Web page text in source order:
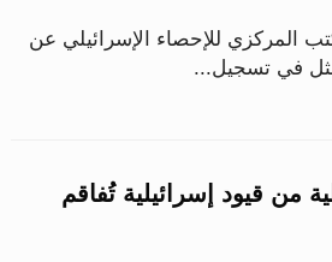
المركزي للإحصاء الإسرائيلي عن
من قيود إسرائيلية تُفاقم